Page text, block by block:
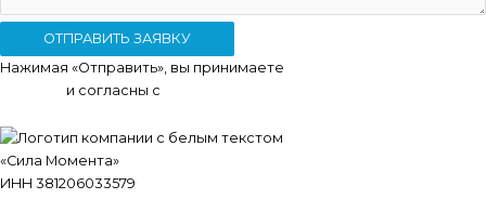
ОТПРАВИТЬ ЗАЯВКУ
Нажимая «Отправить», вы принимаете
и согласны с
«Сила Момента»
ИНН 381206033579